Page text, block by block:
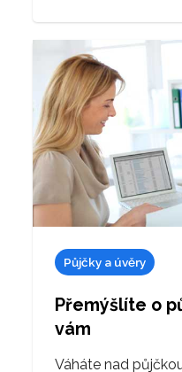
Půjčky a úvěry
Přemýšlíte o
vám
Váháte nad